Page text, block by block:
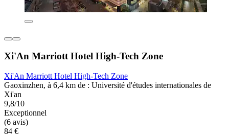
Xi'An Marriott Hotel High-Tech Zone
Xi'An Marriott Hotel High-Tech Zone
Gaoxinzhen, à 6,4 km de : Université d'études internationales de
Xi'an
9,8/10
Exceptionnel
(6 avis)
84 €